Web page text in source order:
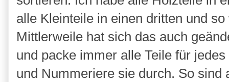
alle Kleinteile in einen dritten und
Mittlerweile hat sich das auch
und packe immer alle Teile für
und Nummeriere sie durch. So sind